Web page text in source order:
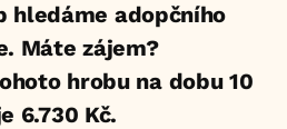
hledáme adopčního
Máte zájem?
hrobu na dobu 10
6.730 Kč.